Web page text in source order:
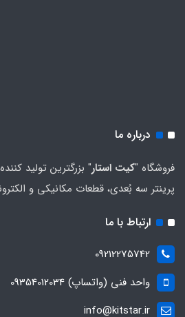
درباره ما
فروشگاه "کیت استار" بزرگترین تولید
پرینتر سه بُعدی، قطعات مکانیکی و
ارتباط با ما
09212275742
واحد فنی (واتساپ) 09354012034
info@kitstar.ir